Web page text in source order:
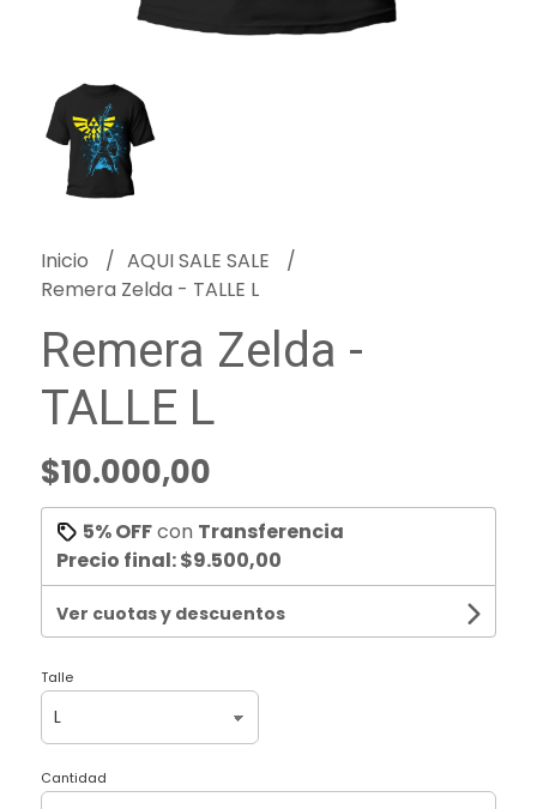
Inicio
AQUI SALE SALE
Remera Zelda - TALLE L
Remera Zelda -
TALLE L
$10.000,00
5% OFFcon Transferencia
Precio final:$9.500,00
Ver cuotas y descuentos
Talle
Cantidad